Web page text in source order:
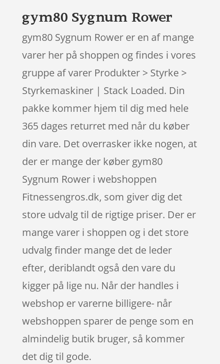
gym80 Sygnum Rower
gym80 Sygnum Rower er en af mange
varer her på shoppen og findes i vores
gruppe af varer Produkter > Styrke >
Styrkemaskiner | Stack Loaded. Din
pakke kommer hjem til dig med hele
365 dages returret med når du køber
din vare. Det overrasker ikke nogen, at
der er mange der køber gym80
Sygnum Rower i webshoppen
Fitnessengros.dk, som giver dig det
store udvalg til de rigtige priser. Der er
mange varer i shoppen og i det store
udvalg finder mange det de leder
efter, deriblandt også den vare du
kigger på lige nu. Når der handles i
webshop er varerne billigere- når
webshoppen sparer de penge som en
almindelig butik bruger, så kommer
det dig til gode.